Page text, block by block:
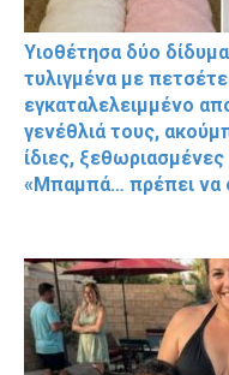
Υιοθέτησα δύο
τυλιγμένα με
εγκαταλελειμμένο
γενέθλιά τους,
ίδιες,
«Μπαμπά… πρέπει να